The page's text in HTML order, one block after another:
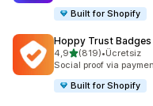
Built for Shopify
Hoppy Trust Badges
4,95 yıldız üzerinden
(819)
toplam 819 •Ücretsiz
Social proof via
Built for Shopify